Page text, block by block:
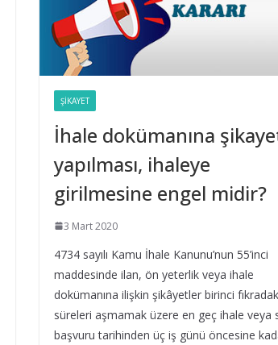
Kurulmaması
Belediye Şirketleri
Taşıt Kiralama
İhalesinde Damga
Vergisi Oranının Hatalı
Belirlenmesi
Yıl Boyunca Yapılan
Alımların 3 (g) İstisna
Limitinin Aşılması
16 Eylül 2025
ŞIKAYET
İhale dokümanına
yapılması, ihaleye
girilmesine engel midir?
3 Mart 2020
4734 sayılı Kamu İhale Kanunu’nun 55’inci
maddesinde ilan, ön yeterlik veya ihale
dokümanına ilişkin şikâyetler birinci
süreleri aşmamak üzere en geç ihale veya
başvuru tarihinden üç iş günü öncesine